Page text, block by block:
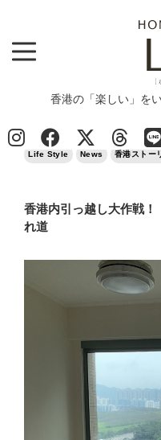
香港の「楽しい」を
News > Life Style > 香港内
Life Style News 香港ストー
香港内引っ越し大作戦
れ道